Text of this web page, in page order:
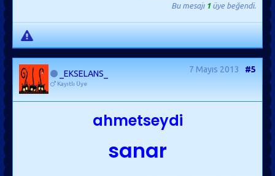
Bu mesajı 1üye beğendi.
_EKSELANS_
Kayıtlı Üye
7 Mayıs 2013 #5
ahmetseydi
sanar